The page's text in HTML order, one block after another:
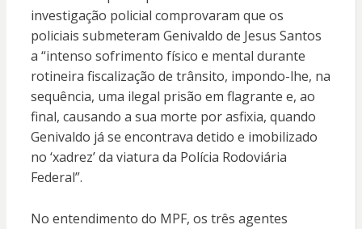
investigação policial comprovaram que os
policiais submeteram Genivaldo de Jesus Santos
a “intenso sofrimento físico e mental durante
rotineira fiscalização de trânsito, impondo-lhe, na
sequência, uma ilegal prisão em flagrante e, ao
final, causando a sua morte por asfixia, quando
Genivaldo já se encontrava detido e imobilizado
no ‘xadrez’ da viatura da Polícia Rodoviária
Federal”.
No entendimento do MPF, os três agentes